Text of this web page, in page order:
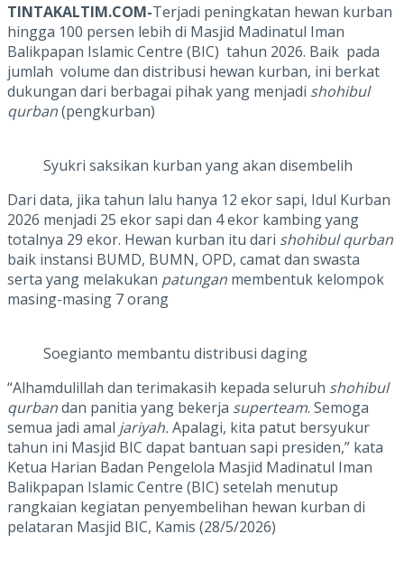
TINTAKALTIM.COM-Terjadi peningkatan hewan kurban
hingga 100 persen lebih di Masjid Madinatul Iman
Balikpapan Islamic Centre (BIC) tahun 2026. Baik pada
jumlah volume dan distribusi hewan kurban, ini berkat
dukungan dari berbagai pihak yang menjadi shohibul
qurban(pengkurban)
Syukri saksikan kurban yang akan disembelih
Dari data, jika tahun lalu hanya 12 ekor sapi, Idul Kurban
2026 menjadi 25 ekor sapi dan 4 ekor kambing yang
totalnya 29 ekor. Hewan kurban itu dari shohibul qurban
baik instansi BUMD, BUMN, OPD, camat dan swasta
serta yang melakukan patungan membentuk kelompok
masing-masing 7 orang
Soegianto membantu distribusi daging
“Alhamdulillah dan terimakasih kepada seluruh shohibul
qurbandan panitia yang bekerja superteam. Semoga
semua jadi amal jariyah.Apalagi, kita patut bersyukur
tahun ini Masjid BIC dapat bantuan sapi presiden,” kata
Ketua Harian Badan Pengelola Masjid Madinatul Iman
Balikpapan Islamic Centre (BIC) setelah menutup
rangkaian kegiatan penyembelihan hewan kurban di
pelataran Masjid BIC, Kamis (28/5/2026)